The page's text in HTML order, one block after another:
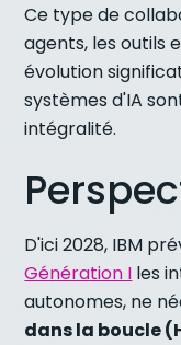
Ce type de
agents, les outils
évolution
systèmes d'IA
intégralité.
D'ici 2028, IBM
Génération I les
autonomes, ne
dans la boucle